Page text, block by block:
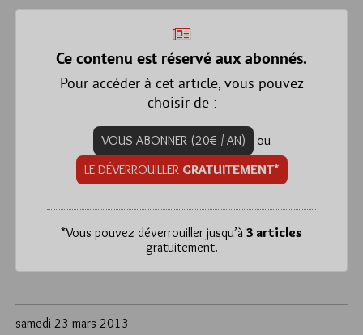
Ce contenu est réservé aux abonnés.
Pour accéder à cet article, vous pouvez
choisir de :
VOUS ABONNER (20€ / AN)
ou
LE DÉVERROUILLER GRATUITEMENT*
*Vous pouvez déverrouiller jusqu’à 3 articles
gratuitement.
samedi 23 mars 2013